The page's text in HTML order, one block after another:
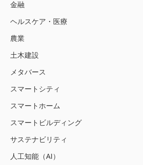
金融
ヘルスケア・医療
農業
土木建設
メタバース
スマートシティ
スマートホーム
スマートビルディング
サステナビリティ
人工知能（AI）